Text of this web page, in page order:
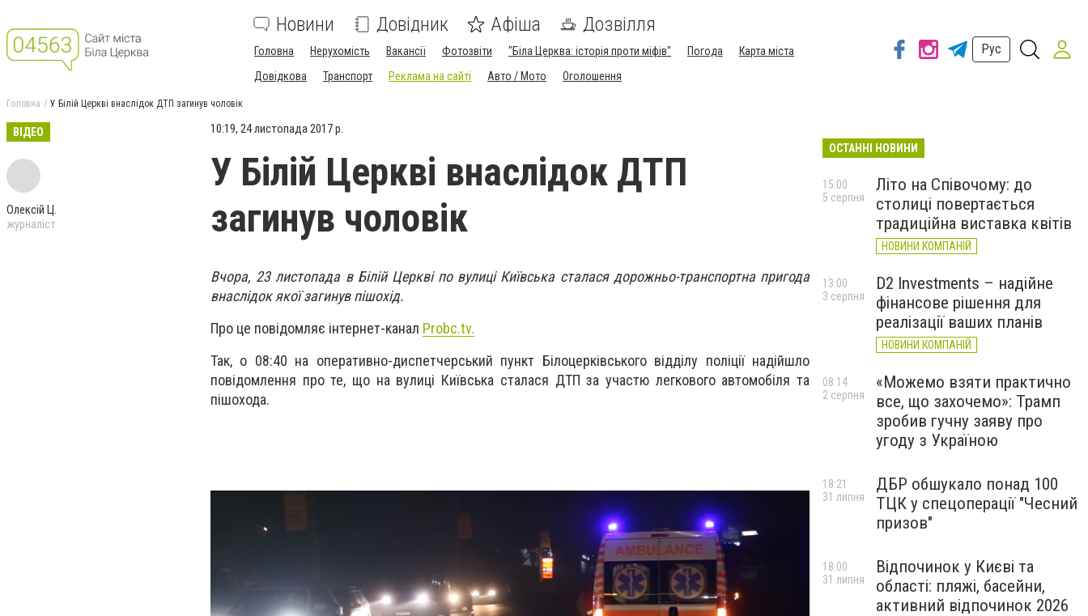
Новини Довідник Афіша Дозвілля
Головна Нерухомість Вакансії Фотозвіти "Біла Церква: історія проти міфів" Погода
Карта міста
Довідкова
Транспорт Реклама на сайті Авто / Мото Оголошення
Рус
Головна У Білій Церкві внаслідок ДТП загинув чоловік
ВІДЕО
Олексій Ц.
журналіст
10:19, 24 листопада 2017 р.
У Білій Церкві внаслідок ДТП
загинув чоловік
Вчора, 23 листопада в Білій Церкві по вулиці Київська сталася дорожньо-транспортна пригода
внаслідок якої загинув пішохід.
Про це повідомляє інтернет-канал Probc.tv.
Так, о 08:40 на оперативно-диспетчерський пункт Білоцерківського відділу поліції надійшло
повідомлення про те, що на вулиці Київська сталася ДТП за участю легкового автомобіля та
пішохода.
ОСТАННІ НОВИНИ
Літо на Співочому: до
столиці повертається
традиційна виставка квітів
НОВИНИ КОМПАНІЙ
15:00
5 серпня
D2 Investments – надійне
фінансове рішення для
реалізації ваших планів
НОВИНИ КОМПАНІЙ
13:00
3 серпня
«Можемо взяти практично
все, що захочемо»: Трамп
зробив гучну заяву про
угоду з Україною
08:14
2 серпня
ДБР обшукало понад 100
ТЦК у спецоперації "Чесний
призов"
18:21
31 липня
Відпочинок у Києві та
області: пляжі, басейни,
активний відпочинок 2026
18:00
31 липня